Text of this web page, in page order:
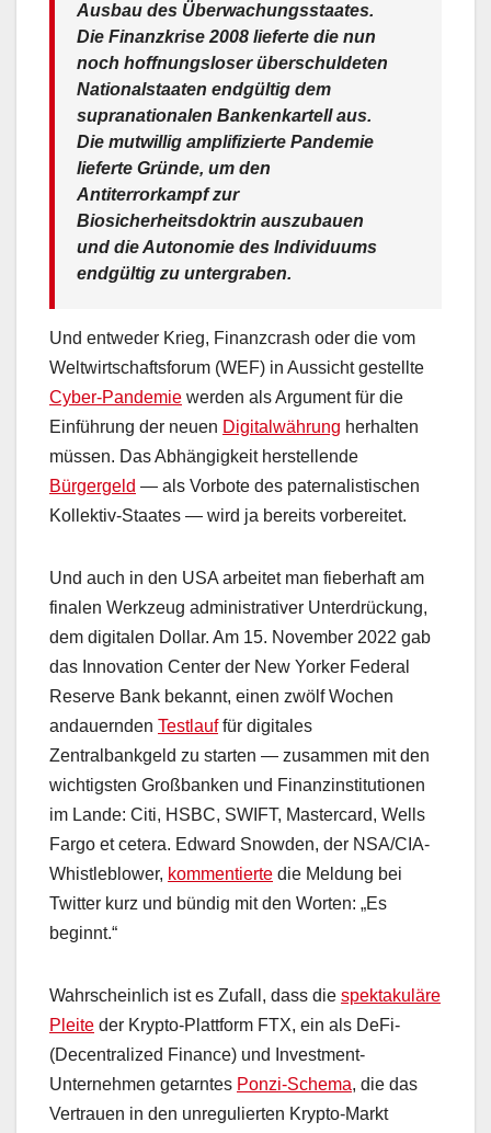
Ausbau des Überwachungsstaates.
Die Finanzkrise 2008 lieferte die nun
noch hoffnungsloser überschuldeten
Nationalstaaten endgültig dem
supranationalen Bankenkartell aus.
Die mutwillig amplifizierte Pandemie
lieferte Gründe, um den
Antiterrorkampf zur
Biosicherheitsdoktrin auszubauen
und die Autonomie des Individuums
endgültig zu untergraben.
Und entweder Krieg, Finanzcrash oder die vom
Weltwirtschaftsforum (WEF) in Aussicht gestellte
Cyber-Pandemie werden als Argument für die
Einführung der neuen Digitalwährung herhalten
müssen. Das Abhängigkeit herstellende
Bürgergeld — als Vorbote des paternalistischen
Kollektiv-Staates — wird ja bereits vorbereitet.
Und auch in den USA arbeitet man fieberhaft am
finalen Werkzeug administrativer Unterdrückung,
dem digitalen Dollar. Am 15. November 2022 gab
das Innovation Center der New Yorker Federal
Reserve Bank bekannt, einen zwölf Wochen
andauernden Testlauffür digitales
Zentralbankgeld zu starten — zusammen mit den
wichtigsten Großbanken und Finanzinstitutionen
im Lande: Citi, HSBC, SWIFT, Mastercard, Wells
Fargo et cetera. Edward Snowden, der NSA/CIA-
Whistleblower, kommentierte die Meldung bei
Twitter kurz und bündig mit den Worten: „Es
beginnt.“
Wahrscheinlich ist es Zufall, dass die spektakuläre
Pleite der Krypto-Plattform FTX, ein als DeFi-
(Decentralized Finance) und Investment-
Unternehmen getarntes Ponzi-Schema, die das
Vertrauen in den unregulierten Krypto-Markt